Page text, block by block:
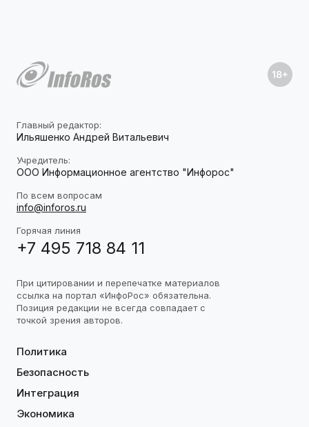
Главный редактор:
Ильяшенко Андрей Витальевич
Учредитель:
ООО Информационное агентство "Инфорос"
По всем вопросам
info@inforos.ru
Горячая линия
+7 495 718 84 11
При цитировании и перепечатке материалов
ссылка на портал «ИнфоРос» обязательна.
Позиция редакции не всегда совпадает с
точкой зрения авторов.
Политика
Безопасность
Интеграция
Экономика